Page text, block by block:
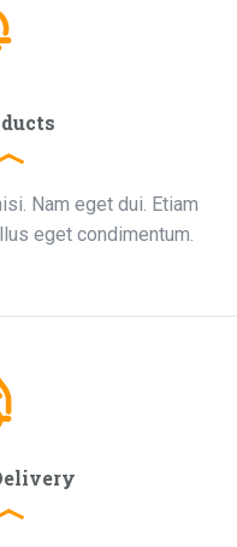
Nam eget dui. Etiam
eget condimentum.